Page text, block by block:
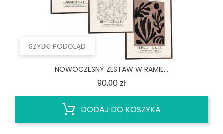
SZYBKI PODGLĄD
NOWOCZESNY ZESTAW W RAMIE...
90,00 złCena
DODAJ DO KOSZYKA